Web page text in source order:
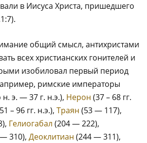
в Иисуса Христа, пришедшего
общий смысл, антихристами
всех христианских гонителей и
изобиловал первый период
римские императоры
н. э. — 37 г. н.э.), Нерон (37 – 68 гг.
– 96 гг. н.э.), Траян (53 — 117),
Гелиогабал (204 — 222),
310), Деоклитиан (244 — 311),